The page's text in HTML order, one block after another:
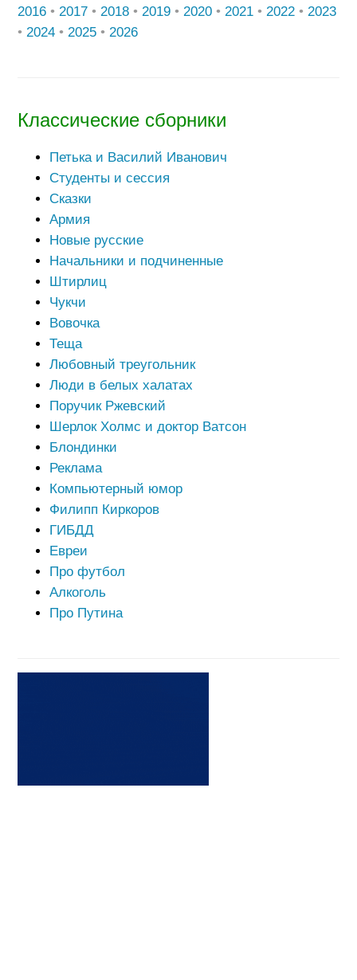
2016 • 2017 • 2018 • 2019 • 2020 • 2021 • 2022 • 2023
• 2024 • 2025 • 2026
Классические сборники
Петька и Василий Иванович
Студенты и сессия
Сказки
Армия
Новые русские
Начальники и подчиненные
Штирлиц
Чукчи
Вовочка
Теща
Любовный треугольник
Люди в белых халатах
Поручик Ржевский
Шерлок Холмс и доктор Ватсон
Блондинки
Реклама
Компьютерный юмор
Филипп Киркоров
ГИБДД
Евреи
Про футбол
Алкоголь
Про Путина